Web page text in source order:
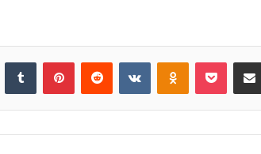
Tumblr PinterestReddit VKontakteOdnoklassniki
Pocket